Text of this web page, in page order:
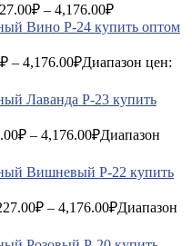
– 4,176.00₽
₽ – 4,176.00₽Диапазон цен:
₽ – 4,176.00₽Диапазон
₽ – 4,176.00₽Диапазон